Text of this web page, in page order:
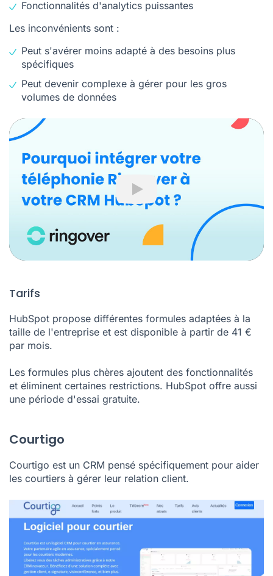
Fonctionnalités d'analytics puissantes
Les inconvénients sont :
Peut s'avérer moins adapté à des besoins plus
spécifiques
Peut devenir complexe à gérer pour les gros
volumes de données
Play
Tarifs
HubSpot propose différentes formules adaptées à la
taille de l'entreprise et est disponible à partir de 41 €
par mois.
Les formules plus chères ajoutent des fonctionnalités
et éliminent certaines restrictions. HubSpot offre aussi
une période d'essai gratuite.
Courtigo
Courtigo est un CRM pensé spécifiquement pour aider
les courtiers à gérer leur relation client.